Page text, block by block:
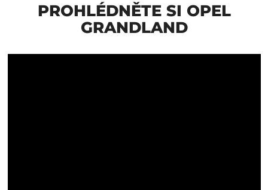
PROHLÉDNĚTE SI OPEL
GRANDLAND